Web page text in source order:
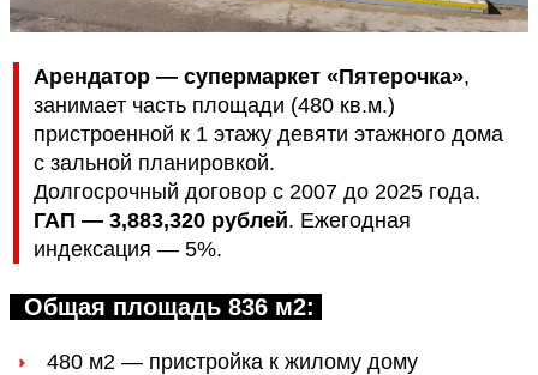
Арендатор — супермаркет «Пятерочка»,
занимает часть площади (480 кв.м.)
пристроенной к 1 этажу девяти этажного дома
с зальной планировкой.
Долгосрочный договор с 2007 до 2025 года.
ГАП — 3,883,320 рублей. Ежегодная
индексация — 5%.
Общая площадь 836 м2:
480 м2 — пристройка к жилому дому